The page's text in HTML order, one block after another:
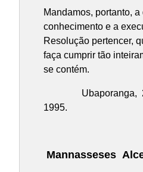
Mandamos, portanto, a
conhecimento e a
Resolução pertencer,
faça cumprir tão
se contém.
Ubaporanga,
1995.
Mannasseses